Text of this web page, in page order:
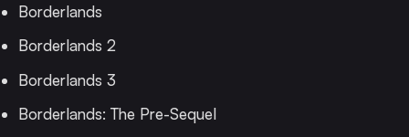
Borderlands
Borderlands 2
Borderlands 3
Borderlands: The Pre-Sequel